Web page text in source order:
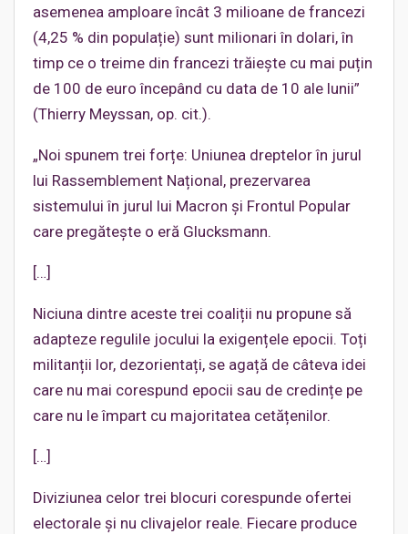
asemenea amploare încât 3 milioane de francezi
(4,25 % din populație) sunt milionari în dolari, în
timp ce o treime din francezi trăiește cu mai puțin
de 100 de euro începând cu data de 10 ale lunii”
(Thierry Meyssan, op. cit.).
„Noi spunem trei forțe: Uniunea dreptelor în jurul
lui Rassemblement Național, prezervarea
sistemului în jurul lui Macron și Frontul Popular
care pregătește o eră Glucksmann.
[…]
Niciuna dintre aceste trei coaliții nu propune să
adapteze regulile jocului la exigențele epocii. Toți
militanții lor, dezorientați, se agață de câteva idei
care nu mai corespund epocii sau de credințe pe
care nu le împart cu majoritatea cetățenilor.
[…]
Diviziunea celor trei blocuri corespunde ofertei
electorale și nu clivajelor reale. Fiecare produce